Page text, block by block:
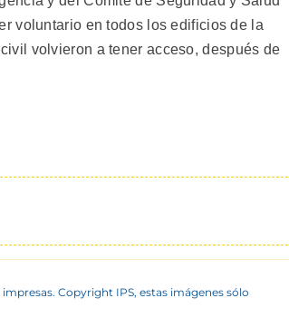
voluntario en todos los edificios de la
volvieron a tener acceso, después de
Copyright IPS, estas imágenes sólo